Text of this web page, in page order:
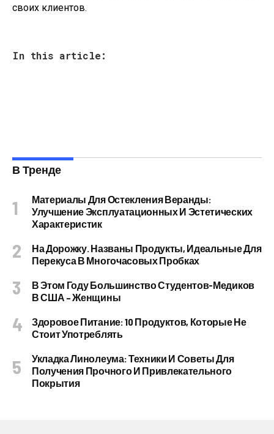
своих клиентов.
In this article:
В Тренде
Материалы Для Остекления Веранды:
Улучшение Эксплуатационных И Эстетических
Характеристик
На Дорожку. Названы Продукты, Идеальные Для
Перекуса В Многочасовых Пробках
В Этом Году Большинство Студентов-Медиков
В США – Женщины
Здоровое Питание: 10 Продуктов, Которые Не
Стоит Употреблять
Укладка Линолеума: Техники И Советы Для
Получения Прочного И Привлекательного
Покрытия